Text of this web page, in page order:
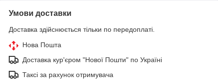
Умови доставки
Доставка здійснюється тільки по передоплаті.
Нова Пошта
Доставка кур'єром "Нової Пошти" по Україні
Таксі за рахунок отримувача